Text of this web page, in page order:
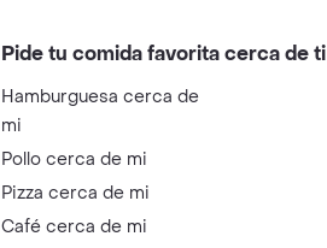
Pide tu comida favorita cerca de ti
Hamburguesa cerca de
mi
Pollo cerca de mi
Pizza cerca de mi
Café cerca de mi